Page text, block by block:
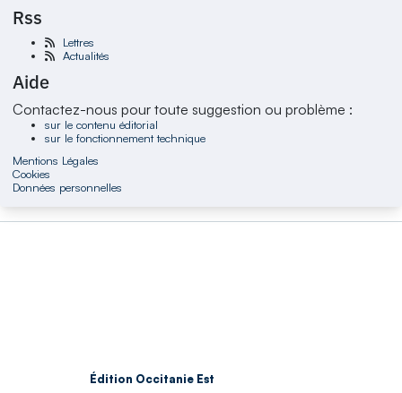
Rss
Lettres
Actualités
Aide
Contactez-nous pour toute suggestion ou problème :
sur le contenu éditorial
sur le fonctionnement technique
Mentions Légales
Cookies
Données personnelles
Édition Occitanie Est